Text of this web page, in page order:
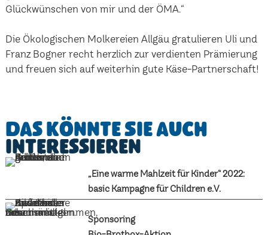
Glückwünschen von mir und der ÖMA.“
Die Ökologischen Molkereien Allgäu gratulieren Uli und
Franz Bogner recht herzlich zur verdienten Prämierung
und freuen sich auf weiterhin gute Käse-Partnerschaft!
Das könnte Sie auch
interessieren
„Eine warme Mahlzeit für Kinder“ 2022:
basic Kampagne für Children e.V.
Sponsoring